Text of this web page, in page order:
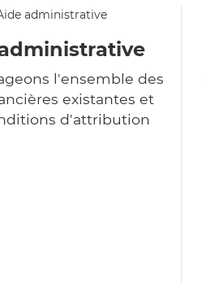
l'ensemble des
existantes et
d'attribution